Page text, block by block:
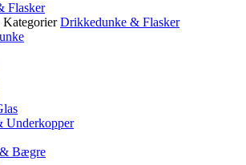
Flasker
Drikkedunke & Flasker
Underkopper
Bægre